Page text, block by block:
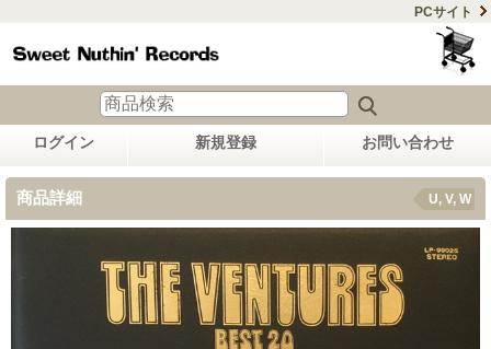
PCサイト
ログイン 新規登録 お問い合わせ
商品詳細 U, V, W